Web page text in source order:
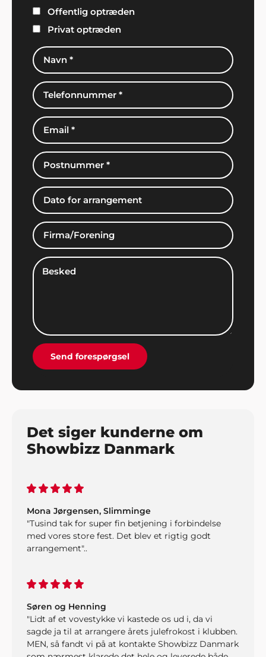
Offentlig optræden
Privat optræden
Send forespørgsel
Det siger kunderne om
Showbizz Danmark
Poul & Karin, Nivå
"Vi har kun ros til underholdningen til vores fest.
Det blev et meget vellykket arrangement som vi
kan kigge tilbage på med glæde i mange år
fremover. Mange tak til jer".
Hans Laursen
Mona Jørgensen, Slimminge
"Tusind tak for super fin betjening i forbindelse
med vores store fest. Det blev et rigtig godt
arrangement"..
Søren og Henning
"Lidt af et vovestykke vi kastede os ud i, da vi
sagde ja til at arrangere årets julefrokost i klubben.
MEN, så fandt vi på at kontakte Showbizz Danmark